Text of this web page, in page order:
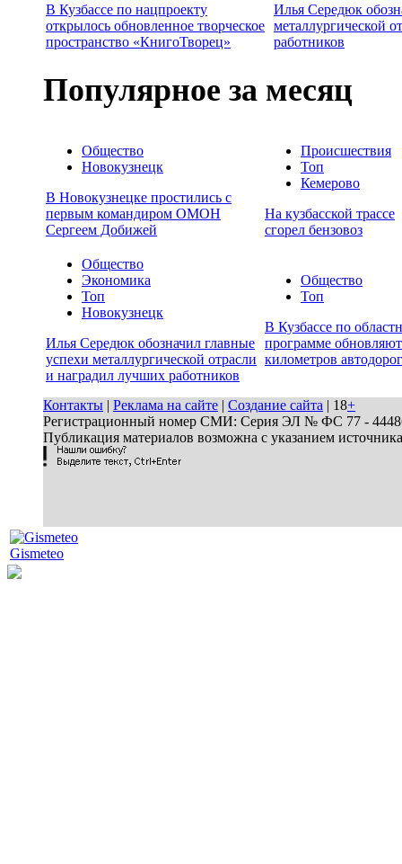
В Кузбассе по нацпроекту
открылось обновленное творческое
пространство «КнигоТворец»
Илья Середюк
металлургической
работников
Популярное за месяц
Общество
Новокузнецк
В Новокузнецке простились с
первым командиром ОМОН
Сергеем Добижей
Происшествия
Топ
Кемерово
На кузбасской трассе
сгорел бензовоз
Общество
Экономика
Топ
Новокузнецк
Илья Середюк обозначил главные
успехи металлургической отрасли
и наградил лучших работников
Общество
Топ
В Кузбассе по
программе
километров автодорог
Контакты | Реклама на сайте | Создание сайта | 18+
Регистрационный номер СМИ: Серия ЭЛ № ФС 77 - 44486
Публикация материалов возможна с указанием
Gismeteo